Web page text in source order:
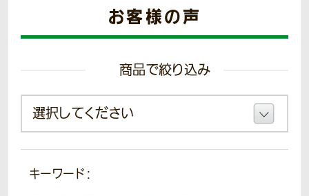
お客様の声
商品で絞り込み
キーワード：